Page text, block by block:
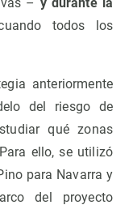
todos los
anteriormente
del riesgo de
qué zonas
ello, se utilizó
para Navarra y
del proyecto